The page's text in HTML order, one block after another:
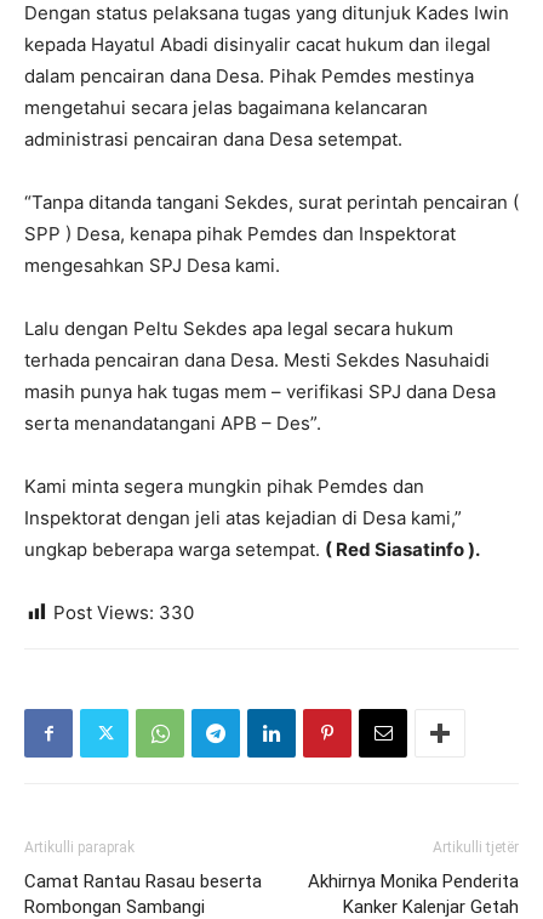
Dengan status pelaksana tugas yang ditunjuk Kades Iwin
kepada Hayatul Abadi disinyalir cacat hukum dan ilegal
dalam pencairan dana Desa. Pihak Pemdes mestinya
mengetahui secara jelas bagaimana kelancaran
administrasi pencairan dana Desa setempat.
“Tanpa ditanda tangani Sekdes, surat perintah pencairan (
SPP ) Desa, kenapa pihak Pemdes dan Inspektorat
mengesahkan SPJ Desa kami.
Lalu dengan Peltu Sekdes apa legal secara hukum
terhada pencairan dana Desa. Mesti Sekdes Nasuhaidi
masih punya hak tugas mem – verifikasi SPJ dana Desa
serta menandatangani APB – Des”.
Kami minta segera mungkin pihak Pemdes dan
Inspektorat dengan jeli atas kejadian di Desa kami,”
ungkap beberapa warga setempat. ( Red Siasatinfo ).
Post Views: 330
Artikulli paraprak
Camat Rantau Rasau beserta
Rombongan Sambangi
Artikulli tjetër
Akhirnya Monika Penderita
Kanker Kalenjar Getah